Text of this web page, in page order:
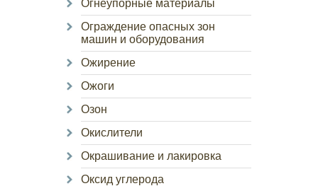
Огнеупорные материалы
Ограждение опасных зон
машин и оборудования
Ожирение
Ожоги
Озон
Окислители
Окрашивание и лакировка
Оксид углерода